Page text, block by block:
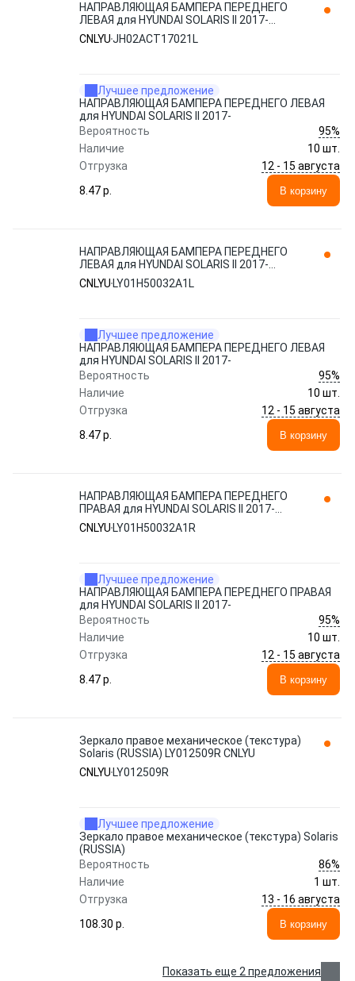
НАПРАВЛЯЮЩАЯ БАМПЕРА ПЕРЕДНЕГО
ЛЕВАЯ для HYUNDAI SOLARIS II 2017-
JH02ACT17021L CNLYU
CNLYUJH02ACT17021L
Лучшее предложение
НАПРАВЛЯЮЩАЯ БАМПЕРА ПЕРЕДНЕГО ЛЕВАЯ
для HYUNDAI SOLARIS II 2017-
Вероятность
95%
Наличие
10 шт.
Отгрузка
12 - 15 августа
8.47 p.
В корзину
НАПРАВЛЯЮЩАЯ БАМПЕРА ПЕРЕДНЕГО
ЛЕВАЯ для HYUNDAI SOLARIS II 2017-
LY01H50032A1L CNLYU
CNLYU LY01H50032A1L
Лучшее предложение
НАПРАВЛЯЮЩАЯ БАМПЕРА ПЕРЕДНЕГО ЛЕВАЯ
для HYUNDAI SOLARIS II 2017-
Вероятность
95%
Наличие
10 шт.
Отгрузка
12 - 15 августа
8.47 p.
В корзину
НАПРАВЛЯЮЩАЯ БАМПЕРА ПЕРЕДНЕГО
ПРАВАЯ для HYUNDAI SOLARIS II 2017-
LY01H50032A1R CNLYU
CNLYU LY01H50032A1R
Лучшее предложение
НАПРАВЛЯЮЩАЯ БАМПЕРА ПЕРЕДНЕГО ПРАВАЯ
для HYUNDAI SOLARIS II 2017-
Вероятность
95%
Наличие
10 шт.
Отгрузка
12 - 15 августа
8.47 p.
В корзину
Зеркало правое механическое (текстура)
Solaris (RUSSIA) LY012509R CNLYU
CNLYU LY012509R
Лучшее предложение
Зеркало правое механическое (текстура) Solaris
(RUSSIA)
Вероятность
86%
Наличие
1 шт.
Отгрузка
13 - 16 августа
108.30 p.
В корзину
Показать еще 2 предложения